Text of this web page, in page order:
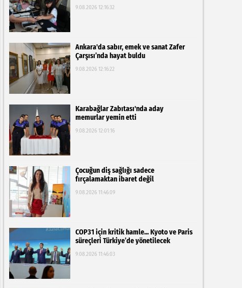
9.08.2026 12:16:32
Ankara'da sabır, emek ve sanat Zafer
Çarşısı’nda hayat buldu
9.08.2026 12:16:22
Karabağlar Zabıtası'nda aday
memurlar yemin etti
9.08.2026 12:01:16
Çocuğun diş sağlığı sadece
fırçalamaktan ibaret değil
9.08.2026 11:46:09
COP31 için kritik hamle... Kyoto ve Paris
süreçleri Türkiye’de yönetilecek
9.08.2026 11:46:03